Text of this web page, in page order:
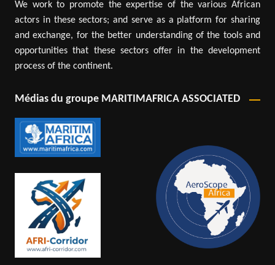
We work to promote the expertise of the various African
actors in these sectors; and serve as a platform for sharing
and exchange, for the better understanding of the tools and
opportunities that these sectors offer in the development
process of the continent.
Médias du groupe MARITIMAFRICA ASSOCIATED